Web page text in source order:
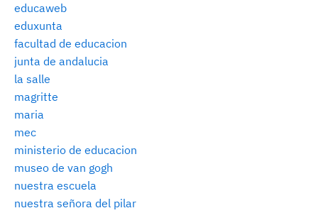
educaweb
eduxunta
facultad de educacion
junta de andalucia
la salle
magritte
maria
mec
ministerio de educacion
museo de van gogh
nuestra escuela
nuestra señora del pilar